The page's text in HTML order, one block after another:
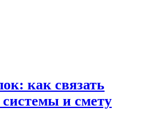
как связать
и смету